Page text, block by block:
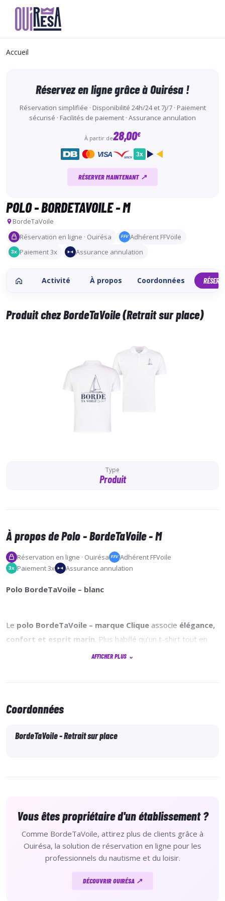
contenu
Accueil
POLO - BORDETAVOILE - M
BordeTaVoile
Réservation en ligne · Ouirésa
FFV Adhérent FFVoile
3x Paiement 3x Assurance annulation
Activité À propos Coordonnées
Produit chez BordeTaVoile (Retrait sur place)
Type
Produit
À propos de Polo - BordeTaVoile - M
Réservation en ligne · Ouirésa FFV Adhérent FFVoile
3x Paiement 3x Assurance annulation
Polo BordeTaVoile – blanc
Le polo BordeTaVoile – marque Clique associe élégance,
confort et esprit marin . Plus habillé qu’un t-shirt tout en
matière douce, respirante et agréable à porter
morphologies et assure un bon maintien dans le temps.
- 100 % coton confortable et respirant
- Coupe classique
AFFICHER PLUS ⌄
Coordonnées
BordeTaVoile - Retrait sur place
Vous êtes propriétaire d'un établissement ?
Comme BordeTaVoile, attirez plus de clients grâce à
Ouirésa, la solution de réservation en ligne pour les
professionnels du nautisme et du loisir.
DÉCOUVRIR OUIRÉSA ↗
Réservez en ligne grâce à Ouirésa !
Réservation simplifiée · Disponibilité 24h/24 et 7j/7 · Paiement
sécurisé · Facilités de paiement · Assurance annulation
À partir de28,00€
VISA ancv 3x
RÉSERVER MAINTENANT ↗